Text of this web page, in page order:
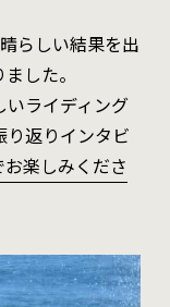
らしい結果を出
した。
ライディング
り返りインタビ
楽しみくださ